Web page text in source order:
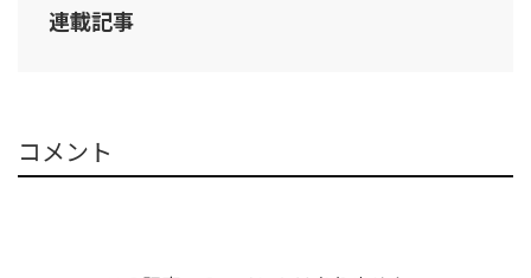
連載記事
コメント